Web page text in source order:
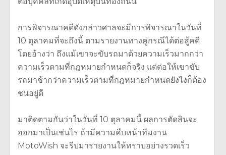
การพิจารณาคดีดังกล่าวศาลจะมีการพิจารณาในวันที่
10 ตุลาคมที่จะถึงนี้ ตามรายงานทางคู่กรณีได้ต่อสู้คดี
โดยอ้างว่า ถึงแม้เขาจะขับรถมาด้วยความเร็วมากกว่า
ความเร็วตามที่กฎหมายกำหนดก็จริง แต่ต่อให้เขาขับ
รถมาช้ากว่าความเร็วตามที่กฎหมายกำหนดยังไงก็ต้อง
ชนอยู่ดี
มาติดตามกันว่าในวันที่ 10 ตุลาคมนี้ ผลการตัดสินจะ
ออกมาเป็นเช่นไร ถ้ามีความคืบหน้าทีมงาน
MotoWish จะรีบมารายงานให้ทราบอย่างรวดเร็ว